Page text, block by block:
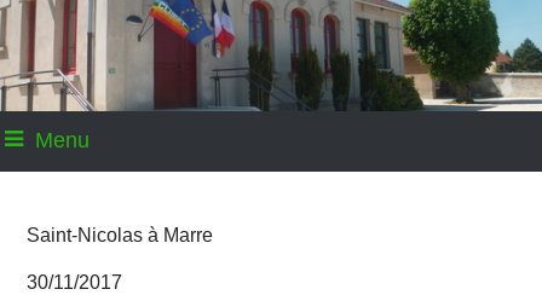
Menu
Saint-Nicolas à Marre
30/11/2017